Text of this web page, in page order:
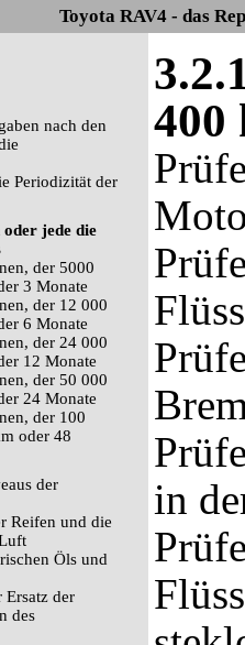
Toyota RAV4 - das
nach den
Periodizität der
jede die
der 5000
3 Monate
der 12 000
6 Monate
der 24 000
12 Monate
der 50 000
24 Monate
der 100
oder 48
der
Reifen und die
Öls und
der
des
400
in